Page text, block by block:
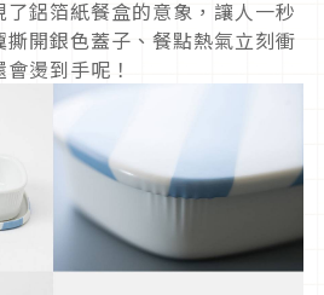
鋁箔紙餐盒的意象，讓人一秒
開銀色蓋子、餐點熱氣立刻衝
燙到手呢！